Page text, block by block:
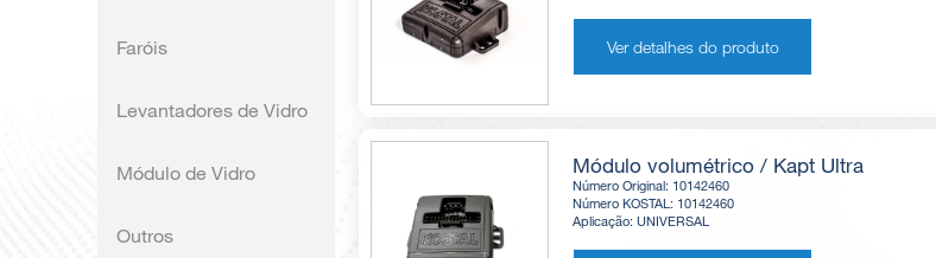
Faróis
Levantadores de Vidro
Módulo de Vidro
Outros
Ver detalhes do produto
Módulo volumétrico / Kapt Ultra
Número Original: 10142460
Número KOSTAL: 10142460
Aplicação: UNIVERSAL